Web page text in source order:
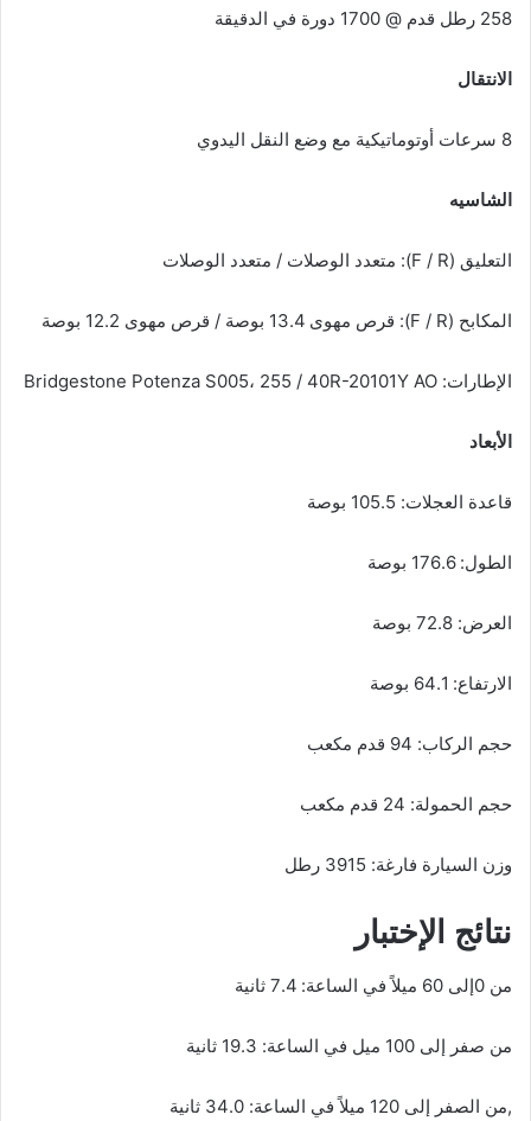
258 رطل قدم @ 1700 دورة في الدقيقة
الانتقال
8 سرعات أوتوماتيكية مع وضع النقل اليدوي
الشاسيه
التعليق (F / R): متعدد الوصلات / متعدد الوصلات
المكابح (F / R): قرص مهوى 13.4 بوصة / قرص مهوى 12.2 بوصة
الإطارات: Bridgestone Potenza S005، 255 / 40R-20101Y AO
الأبعاد
قاعدة العجلات: 105.5 بوصة
الطول: 176.6 بوصة
العرض: 72.8 بوصة
الارتفاع: 64.1 بوصة
حجم الركاب: 94 قدم مكعب
حجم الحمولة: 24 قدم مكعب
وزن السيارة فارغة: 3915 رطل
نتائج الإختبار
من 0إلى 60 ميلاً في الساعة: 7.4 ثانية
من صفر إلى 100 ميل في الساعة: 19.3 ثانية
,من الصفر إلى 120 ميلاً في الساعة: 34.0 ثانية